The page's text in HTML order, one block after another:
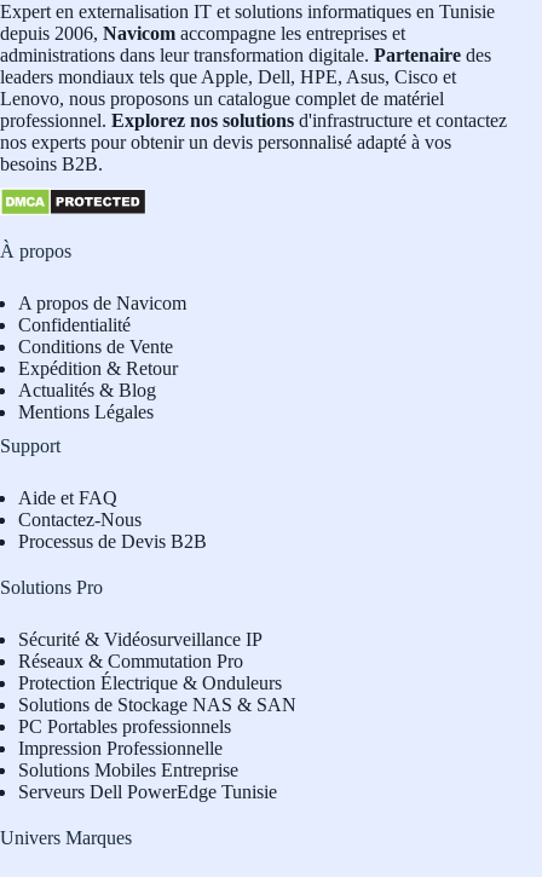
Expert en externalisation IT et solutions informatiques en Tunisie
depuis 2006, Navicom accompagne les entreprises et
administrations dans leur transformation digitale. Partenaire des
leaders mondiaux tels que Apple, Dell, HPE, Asus, Cisco et
Lenovo, nous proposons un catalogue complet de matériel
professionnel. Explorez nos solutions d'infrastructure et contactez
nos experts pour obtenir un devis personnalisé adapté à vos
besoins B2B.
À propos
A propos de Navicom
Confidentialité
Conditions de Vente
Expédition & Retour
Actualités & Blog
Mentions Légales
Support
Aide et FAQ
Contactez-Nous
Processus de Devis B2B
Solutions Pro
Sécurité & Vidéosurveillance IP
Réseaux & Commutation Pro
Protection Électrique & Onduleurs
Solutions de Stockage NAS & SAN
PC Portables professionnels
Impression Professionnelle
Solutions Mobiles Entreprise
Serveurs Dell PowerEdge Tunisie
Univers Marques